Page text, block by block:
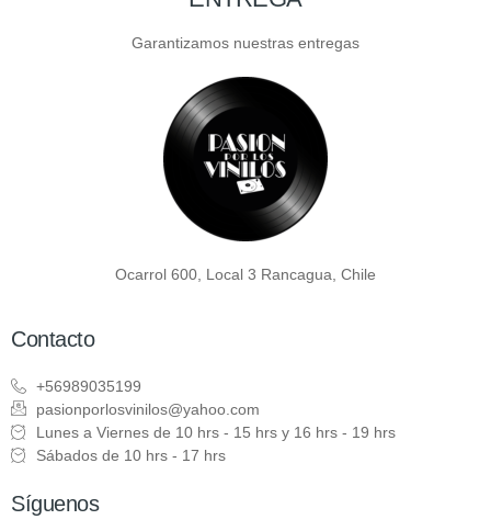
Garantizamos nuestras entregas
Ocarrol 600, Local 3 Rancagua, Chile
Contacto
+56989035199
pasionporlosvinilos@yahoo.com
Lunes a Viernes de 10 hrs - 15 hrs y 16 hrs - 19 hrs
Sábados de 10 hrs - 17 hrs
Síguenos